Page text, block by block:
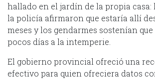
hallado en el jardín de la propia casa:
la policía afirmaron que estaría allí
meses y los gendarmes sostenían
pocos días a la intemperie.
El gobierno provincial ofreció una
efectivo para quien ofreciera datos